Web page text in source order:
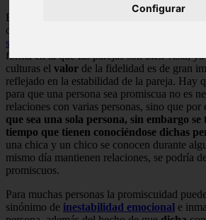
Configurar
El hecho de que se mencione la palabra
contexto, generalmente está asociado a
sobretodo
forma en la que las parejas son bien vista,
culturas el valor de la fidelidad es de gran
reflejado en la estabilidad de la pareja. Hay
para que una persona sea promiscua no es
relaciones con varias personas, sino que por
que sea una sola persona, sin embargo se
tiempo que tienen conociéndose dichas
una chica y un chico se conocen durante
mismo día mantienen relaciones, se podría
promiscuos.
Para muchas personas la promiscuidad
sinónimo de inestabilidad emocional e